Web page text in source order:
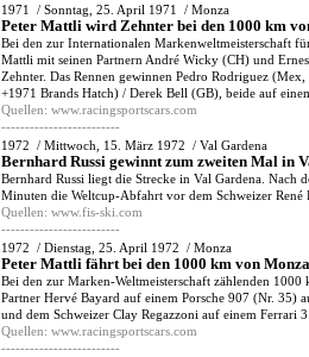
1971
/ Sonntag, 25. April 1971 / Monza
Peter Mattli wird Zehnter bei den 1000 km
Bei den zur Internationalen Markenweltmeisterschaft
Mattli mit seinen Partnern André Wicky (CH) und
Zehnter. Das Rennen gewinnen Pedro Rodriguez
+1971 Brands Hatch) / Derek Bell (GB), beide auf
Quellen: www.racingsportscars.com
-------------------------
1972 / Mittwoch, 15. März 1972 / Val Gardena
Bernhard Russi gewinnt zum zweiten Mal in
Bernhard Russi liegt die Strecke in Val Gardena. Nach
Minuten die Weltcup-Abfahrt vor dem Schweizer
Quellen: www.fis-ski.com
-------------------------
1972 / Dienstag, 25. April 1972 / Monza
Peter Mattli fährt bei den 1000 km von
Bei den zur Marken-Weltmeisterschaft zählenden
Partner Hervé Bayard auf einem Porsche 907 (Nr. 35)
und dem Schweizer Clay Regazzoni auf einem Ferrari
Quellen: www.racingsportscars.com
-------------------------